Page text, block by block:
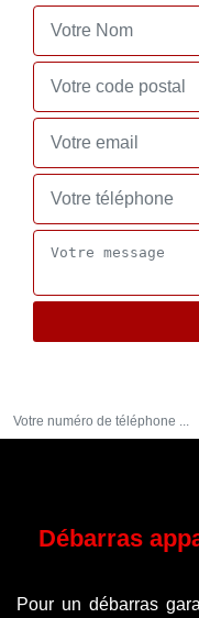
Débarras
Pour un débarras